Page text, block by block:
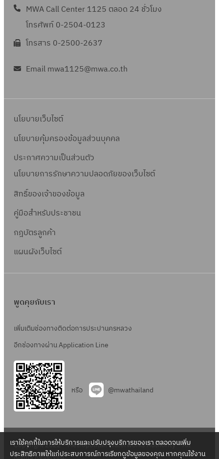
MWA Call Center 1125 ตลอด 24 ชั่วโมง
โทรศัพท์ 0-2504-0123
โทรสาร 0-2500-2637
Email mwa1125@mwa.co.th
นโยบายเว็บไซต์
นโยบายคุ้มครองข้อมูลส่วนบุคคล
ประกาศความเป็นส่วนตัว
นโยบายการรักษาความปลอดภัยของเว็บไซต์
สิทธิ์ของเจ้าของข้อมูล
คู่มือสำหรับประชาชน
กฎบัตรลูกค้า
แผนผังเว็บไซต์
พูดคุยกับเรา
เพิ่มเติมช่องทางติดต่อการประปานครหลวง
อีกช่องทางผ่าน Application Line
หรือ @mwathailand
Copyright 2022 – Metropolitan Waterworks Authority – All
เราใช้คุกกี้ในการให้บริการและปรับปรุงบริการของเรา ตลอดจนเพิ่ม
ประสิทธิภาพให้แก่ประสบการณ์การเรียกดูข้อมูลของคุณ หากคุณใช้งาน